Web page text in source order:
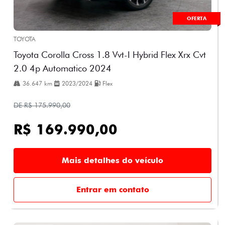
OFERTA
TOYOTA
Toyota Corolla Cross 1.8 Vvt-I Hybrid Flex Xrx Cvt
2.0 4p Automatico 2024
36.647 km 2023/2024 Flex
DE R$ 175.990,00
R$ 169.990,00
Mais detalhes do veículo
Entrar em contato